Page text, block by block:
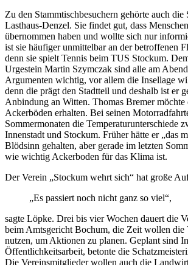
Zu den Stammtischbesuchern gehörte auch
Lasthaus-Denzel. Sie findet gut, dass
übernommen haben und wollte sich nur
ist sie häufiger unmittelbar an der betroffenen
denn sie spielt Tennis beim TUS Stockum.
Urgestein Martin Szymczak sind alle am
Argumenten wichtig, vor allem die Insellage
denn die prägt den Stadtteil und deshalb ist er
Anbindung an Witten. Thomas Bremer möchte
Ackerböden erhalten. Bei seinen
Sommermonaten die Temperaturunterschiede
Innenstadt und Stockum. Früher hätte er „das
Blödsinn gehalten, aber gerade im letzten
wie wichtig Ackerboden für das Klima ist.
Der Verein „Stockum wehrt sich“ hat große
„Es passiert noch nicht ganz so viel“,
sagte Löpke. Drei bis vier Wochen dauert die
beim Amtsgericht Bochum, die Zeit wollen die
nutzen, um Aktionen zu planen. Geplant sind
Öffentlichkeitsarbeit, betonte die
Die Vereinsmitglieder wollen auch die